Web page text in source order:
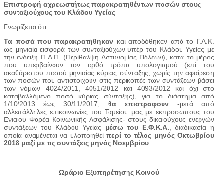
Επιστροφή αχρεωστήτως παρακρατηθέντων ποσών στους
συνταξιούχους του Κλάδου Υγείας
Γνωρίζεται ότι:
Τα ποσά που παρακρατήθηκαν και αποδόθηκαν από το Γ.Λ.Κ.
ως μηνιαία εισφορά των συνταξιούχων υπέρ του Κλάδου Υγείας με
την ένδειξη Π.Α.Π. (Περίθαλψη Αστυνομίας Πόλεων), κατά το μέρος
που υπερβαίνουν τον ορθό τρόπο υπολογισμού (επί του
ακαθάριστου ποσού μηνιαίας κύριας σύνταξης, χωρίς την αφαίρεση
των ποσών που αντιστοιχούν στις περικοπές των συντάξεων βάσει
των νόμων 4024/2011, 4051/2012 και 4093/2012 και όχι στο
καταβαλλόμενο ποσό κύριας σύνταξης), για το διάστημα από
1/10/2013 έως 30/11/2017, θα επιστραφούν -μετά από
αλλεπάλληλες επικοινωνίες του Ταμείου μας με εκπροσώπους του
Ενιαίου Φορέα Κοινωνικής Ασφάλισης- στους δικαιούχους ενεργών
συντάξεων του Κλάδου Υγείας μέσω του Ε.Φ.Κ.Α., διαδικασία η
οποία αναμένεται να υλοποιηθεί περί το τέλος μηνός Οκτωβρίου
2018 μαζί με τις συντάξεις μηνός Νοεμβρίου.
Ωράριο Εξυπηρέτησης Κοινού